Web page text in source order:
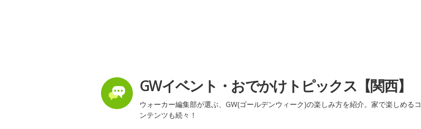
GWイベント・おでかけトピックス【関西】
ウォーカー編集部が選ぶ、GW(ゴールデンウィーク)の楽しみ方を紹介。家で楽しめるコ
ンテンツも続々！